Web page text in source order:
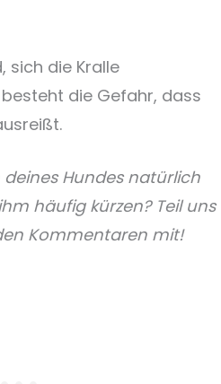
sich die Kralle
die Gefahr, dass
Hundes natürlich
häufig kürzen? Teil uns
Kommentaren mit!